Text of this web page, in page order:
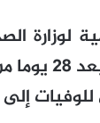
وفاة
إلى 100162.